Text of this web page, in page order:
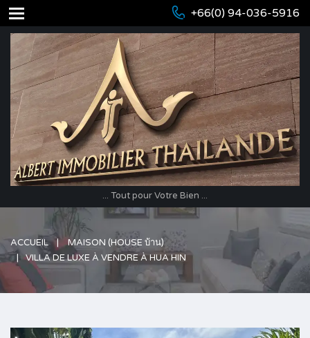
+66(0) 94-036-5916
... Tout pour Votre Bien ...
ACCUEIL
MAISON (HOUSE บ้าน)
VILLA DE LUXE À VENDRE À HUA HIN